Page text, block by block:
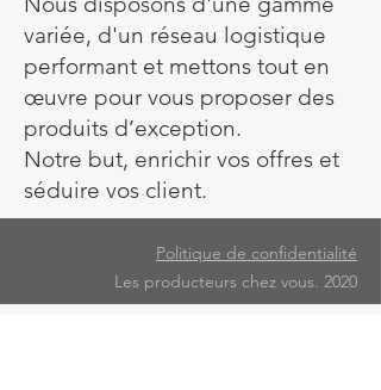
variée, d'un réseau logistique
performant et mettons tout en
œuvre pour vous proposer des
produits d’exception.
Notre but, enrichir vos offres et
séduire vos client.
Politique de confidentialité
Les producteurs chez vous. 2020